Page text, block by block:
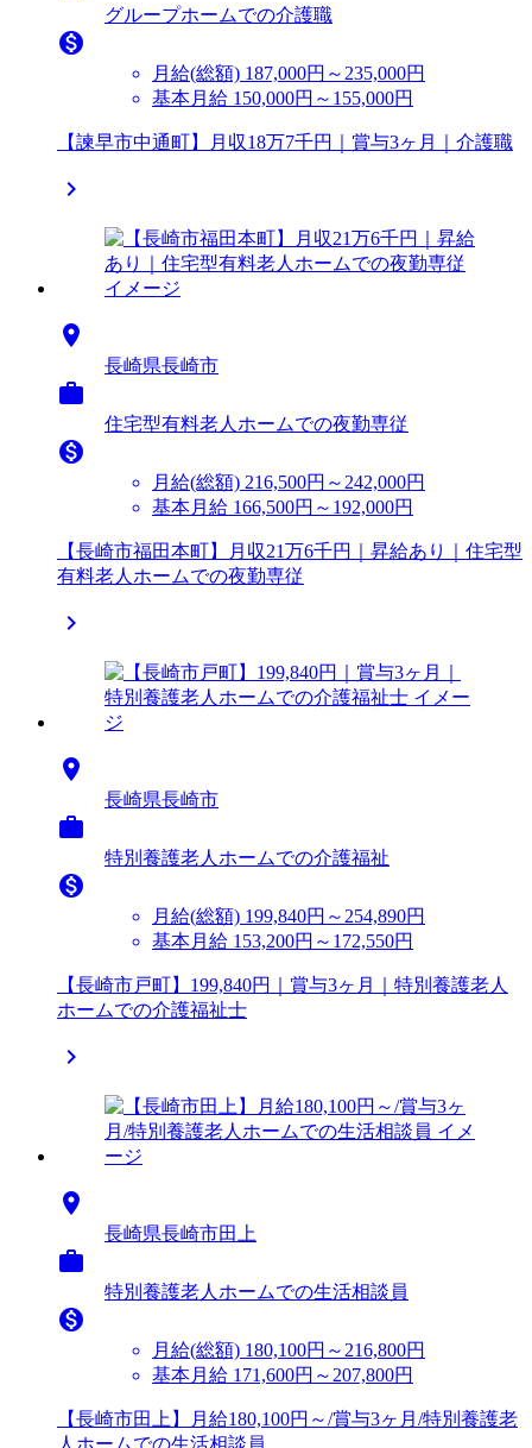
グループホームでの介護職

月給(総額) 187,000円～235,000円
基本月給 150,000円～155,000円
【諫早市中通町】月収18万7千円｜賞与3ヶ月｜介護職


長崎県長崎市

住宅型有料老人ホームでの夜勤専従

月給(総額) 216,500円～242,000円
基本月給 166,500円～192,000円
【長崎市福田本町】月収21万6千円｜昇給あり｜住宅型
有料老人ホームでの夜勤専従


長崎県長崎市

特別養護老人ホームでの介護福祉

月給(総額) 199,840円～254,890円
基本月給 153,200円～172,550円
【長崎市戸町】199,840円｜賞与3ヶ月｜特別養護老人
ホームでの介護福祉士


長崎県長崎市田上

特別養護老人ホームでの生活相談員

月給(総額) 180,100円～216,800円
基本月給 171,600円～207,800円
【長崎市田上】月給180,100円～/賞与3ヶ月/特別養護老
人ホームでの生活相談員